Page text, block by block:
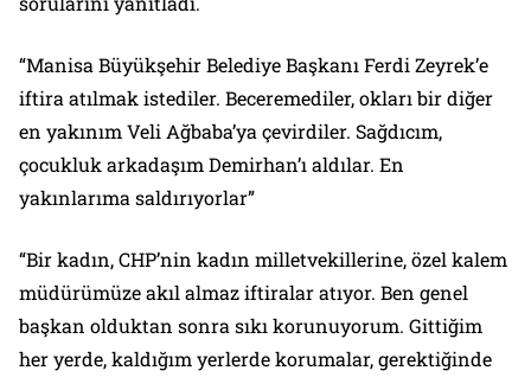
“Manisa Büyükşehir Belediye Başkanı Ferdi Zeyrek’e
iftira atılmak istediler. Beceremediler, okları bir diğer
en yakınım Veli Ağbaba’ya çevirdiler. Sağdıcım,
çocukluk arkadaşım Demirhan’ı aldılar. En
yakınlarıma saldırıyorlar”
“Bir kadın, CHP’nin kadın milletvekillerine, özel kalem
müdürümüze akıl almaz iftiralar atıyor. Ben genel
başkan olduktan sonra sıkı korunuyorum. Gittiğim
her yerde, kaldığım yerlerde korumalar, gerektiğinde